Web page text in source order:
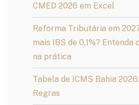
CMED 2026 em Excel
Reforma Tributária em
mais IBS de 0,1%? Entenda
na prática
Tabela de ICMS Bahia
Regras